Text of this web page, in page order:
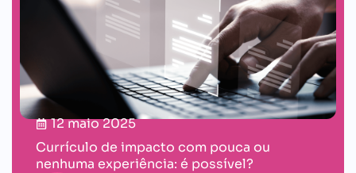
12 maio 2025
Currículo de impacto com pouca ou
nenhuma experiência: é possível?